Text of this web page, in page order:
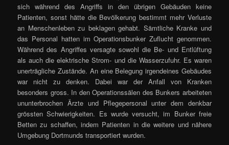
sich während des Angriffs in den übrigen Gebäuden keine
Patienten, sonst hätte die Bevölkerung bestimmt mehr Verluste
an Menschenleben zu beklagen gehabt. Sämtliche Kranke und
das Personal hatten im Operationsbunker Zuflucht genommen.
Während des Angriffes versagte sowohl die Be- und Entlüftung
als auch die elektrische Strom- und die Wasserzufuhr. Es waren
unerträgliche Zustände. An eine Belegung irgendeines Gebäudes
war nicht zu denken. Dabei war der Anfall von Kranken
besonders gross. In den Operationssälen des Bunkers arbeiteten
ununterbrochen Ärzte und Pflegepersonal unter dem denkbar
grössten Schwierigkeiten. Es wurde versucht, im Bunker freie
Betten zu schaffen, indem Patienten in die weitere und nähere
Umgebung Dortmunds transportiert wurden.